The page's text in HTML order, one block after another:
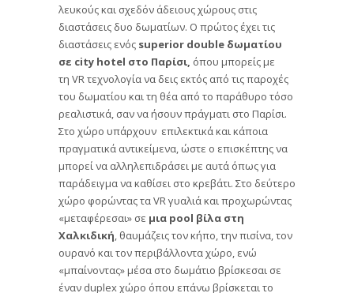
λευκούς και σχεδόν άδειους χώρους στις
διαστάσεις δυο δωματίων. Ο πρώτος έχει τις
διαστάσεις ενός superior double δωματίου
σε city hotel στο Παρίσι, όπου μπορείς με
τη VR τεχνολογία να δεις εκτός από τις παροχές
του δωματίου και τη θέα από το παράθυρο τόσο
ρεαλιστικά, σαν να ήσουν πράγματι στο Παρίσι.
Στο χώρο υπάρχουν επιλεκτικά και κάποια
πραγματικά αντικείμενα, ώστε ο επισκέπτης να
μπορεί να αλληλεπιδράσει με αυτά όπως για
παράδειγμα να καθίσει στο κρεβάτι. Στο δεύτερο
χώρο φορώντας τα VR γυαλιά και προχωρώντας
«μεταφέρεσαι» σε μια pool βίλα στη
Χαλκιδική , θαυμάζεις τον κήπο, την πισίνα, τον
ουρανό και τον περιβάλλοντα χώρο, ενώ
«μπαίνοντας» μέσα στο δωμάτιο βρίσκεσαι σε
έναν duplex χώρο όπου επάνω βρίσκεται το